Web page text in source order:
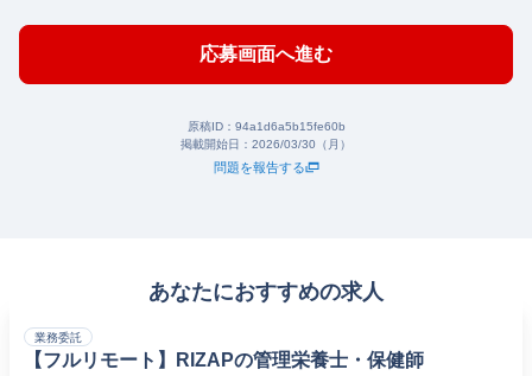
応募画面へ進む
原稿ID： 94a1d6a5b15fe60b
掲載開始日： 2026/03/30（月）
問題を報告する
あなたにおすすめの求人
業務委託
【フルリモート】RIZAPの管理栄養士・保健師